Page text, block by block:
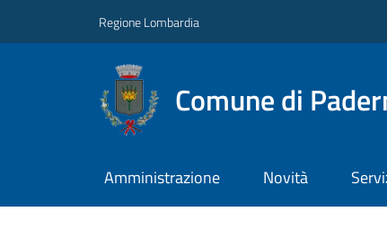
Regione Lombardia
Comune di
Amministrazione Novità